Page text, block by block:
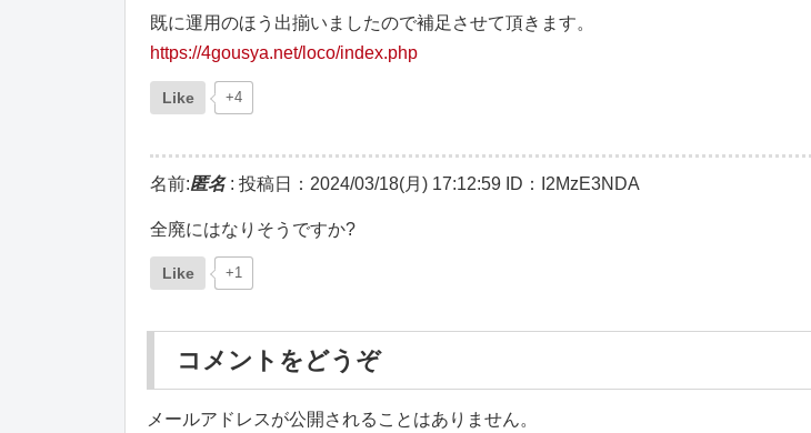
既に運用のほう出揃いましたので補足させて頂きます。
https://4gousya.net/loco/index.php
Like +4
名前:匿名: 投稿日：2024/03/18(月) 17:12:59 ID：I2MzE3NDA
全廃にはなりそうですか?
Like +1
コメントをどうぞ
メールアドレスが公開されることはありません。